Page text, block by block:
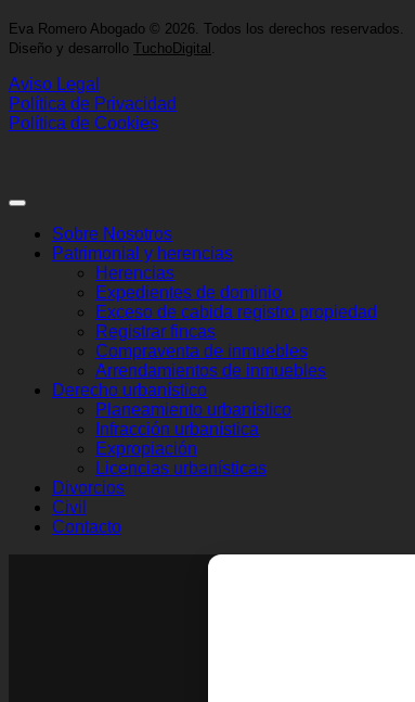
Eva Romero Abogado © 2026. Todos los derechos reservados.
Diseño y desarrollo TuchoDigital
Aviso Legal
Política de Privacidad
Política de Cookies
Sobre Nosotros
Patrimonial y herencias
Herencias
Expedientes de dominio
Exceso de cabida registro propiedad
Registrar fincas
Compraventa de inmuebles
Arrendamientos de inmuebles
Derecho urbanístico
Planeamiento urbanístico
Infracción urbanística
Expropiación
Licencias urbanísticas
Divorcios
Civil
Contacto